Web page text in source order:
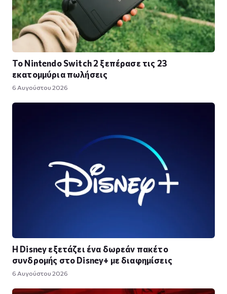
Το Nintendo Switch 2 ξεπέρασε τις 23
εκατομμύρια πωλήσεις
6 Αυγούστου 2026
Η Disney εξετάζει ένα δωρεάν πακέτο
συνδρομής στο Disney+ με διαφημίσεις
6 Αυγούστου 2026